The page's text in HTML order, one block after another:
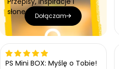
a
r
n
a
słoneczne okazje!
Dołączam
Wrażliwe na ciepło
PS Mini BOX: Myślę o Tobie!